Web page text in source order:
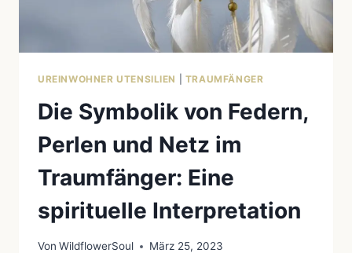
UREINWOHNER UTENSILIEN TRAUMFÄNGER
Die Symbolik von Federn,
Perlen und Netz im
Traumfänger: Eine
spirituelle Interpretation
Von WildflowerSoul März 25, 2023